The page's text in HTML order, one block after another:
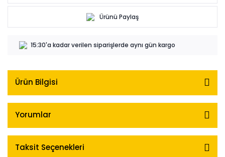
Ürünü Paylaş
15:30'a kadar verilen siparişlerde aynı gün kargo
Ürün Bilgisi
Yorumlar
Taksit Seçenekleri